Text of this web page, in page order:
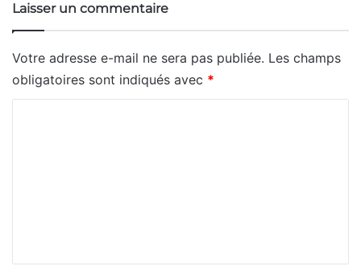
Laisser un commentaire
Votre adresse e-mail ne sera pas publiée. Les champs
obligatoires sont indiqués avec *